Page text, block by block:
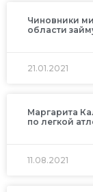
Чиновники
области
21.01.2021
Маргарита
по легкой
11.08.2021